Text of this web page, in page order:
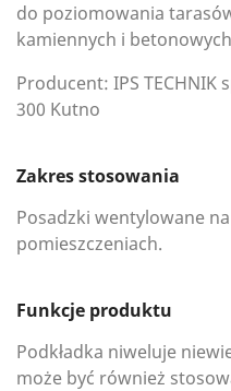
do poziomowania
kamiennych i
Producent: IPS TECHNIK
300 Kutno
Zakres stosowania
Posadzki wentylowane
pomieszczeniach.
Funkcje produktu
Podkładka niweluje
może być również